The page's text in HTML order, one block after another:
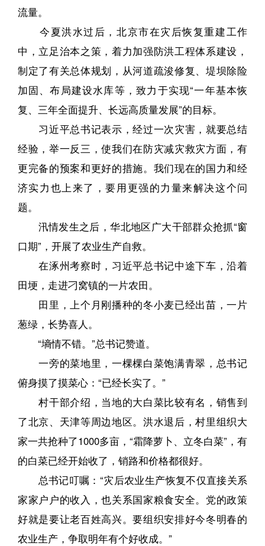
流量。
今夏洪水过后，北京市在灾后恢复重建工作
中，立足治本之策，着力加强防洪工程体系建设，
制定了有关总体规划，从河道疏浚修复、堤坝除险
加固、布局建设水库等，致力于实现“一年基本恢
复、三年全面提升、长远高质量发展”的目标。
习近平总书记表示，经过一次灾害，就要总结
经验，举一反三，使我们在防灾减灾救灾方面，有
更完备的预案和更好的措施。我们现在的国力和经
济实力也上来了，要用更强的力量来解决这个问
题。
汛情发生之后，华北地区广大干部群众抢抓“窗
口期”，开展了农业生产自救。
在涿州考察时，习近平总书记中途下车，沿着
田埂，走进刁窝镇的一片农田。
田里，上个月刚播种的冬小麦已经出苗，一片
葱绿，长势喜人。
“墒情不错。”总书记赞道。
一旁的菜地里，一棵棵白菜饱满青翠，总书记
俯身摸了摸菜心：“已经长实了。”
村干部介绍，当地的大白菜比较有名，销售到
了北京、天津等周边地区。洪水退后，村里组织大
家一共抢种了1000多亩，“霜降萝卜、立冬白菜”，有
的白菜已经开始收了，销路和价格都很好。
总书记叮嘱：“灾后农业生产恢复不仅直接关系
家家户户的收入，也关系国家粮食安全。党的政策
好就是要让老百姓高兴。要组织安排好今冬明春的
农业生产，争取明年有个好收成。”